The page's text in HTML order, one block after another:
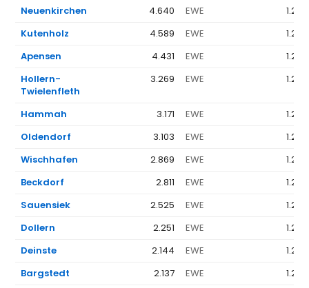
Neuenkirchen
4.640 EWE
Kutenholz
4.589 EWE
Apensen
4.431 EWE
Hollern-
Twielenfleth
3.269 EWE
Hammah 3.171 EWE
Oldendorf
3.103 EWE
Wischhafen
2.869 EWE
Beckdorf
2.811 EWE
Sauensiek
2.525 EWE
Dollern
2.251 EWE
Deinste
2.144 EWE
Bargstedt
2.137 EWE